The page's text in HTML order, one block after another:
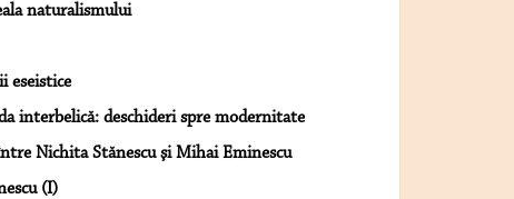
naturalismului
eseistice
interbelică: deschideri spre modernitate
Nichita Stănescu şi Mihai Eminescu
(I)